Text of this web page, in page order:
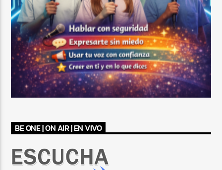
BE ONE | ON AIR | EN VIVO